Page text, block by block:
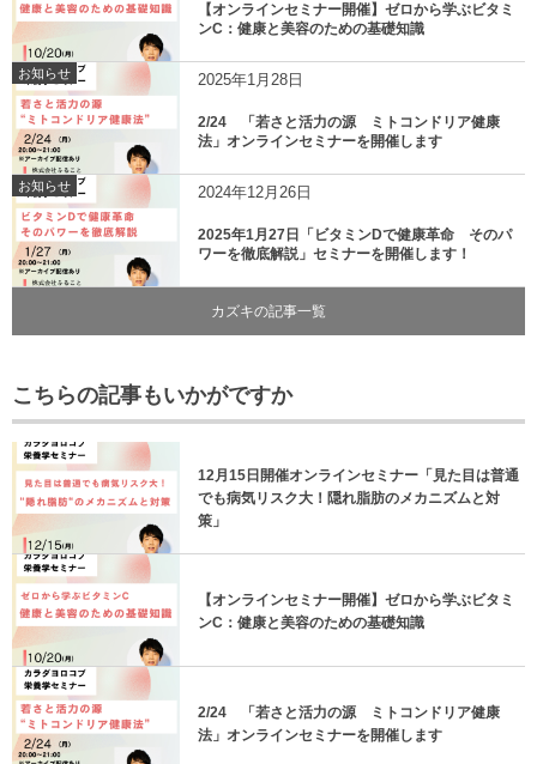
【オンラインセミナー開催】ゼロから学ぶビタミ
ンC：健康と美容のための基礎知識
お知らせ 2025年1月28日
2/24 「若さと活力の源 ミトコンドリア健康
法」オンラインセミナーを開催します
お知らせ 2024年12月26日
2025年1月27日「ビタミンDで健康革命 そのパ
ワーを徹底解説」セミナーを開催します！
カズキの記事一覧
こちらの記事もいかがですか
12月15日開催オンラインセミナー「見た目は普通
でも病気リスク大！隠れ脂肪のメカニズムと対
策」
【オンラインセミナー開催】ゼロから学ぶビタミ
ンC：健康と美容のための基礎知識
2/24 「若さと活力の源 ミトコンドリア健康
法」オンラインセミナーを開催します